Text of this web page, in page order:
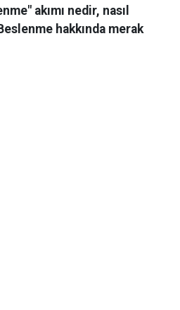
akımı nedir, nasıl
hakkında merak